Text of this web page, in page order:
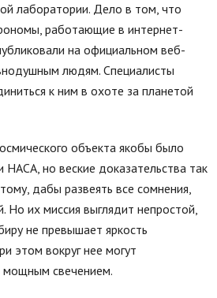
лаборатории. Дело в том, что
работающие в интернет-
на официальном веб-
людям. Специалисты
к ним в охоте за планетой
объекта якобы было
но веские доказательства так
дабы развеять все сомнения,
Но их миссия выглядит непростой,
не превышает яркость
этом вокруг нее могут
мощным свечением.